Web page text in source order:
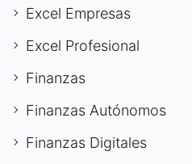
Excel Empresas
Excel Profesional
Finanzas
Finanzas Autónomos
Finanzas Digitales